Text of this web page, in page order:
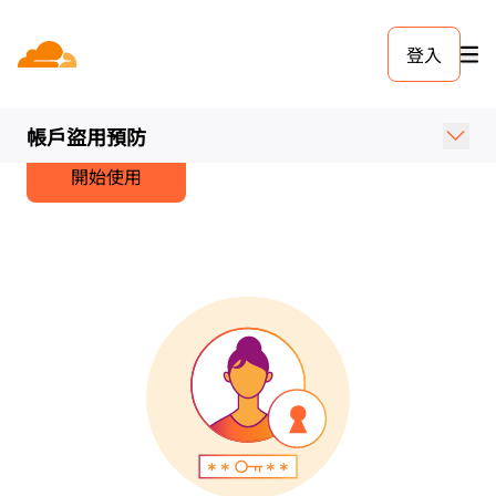
登入
帳戶盜用預防
帳戶盜用預防
保線上帳戶安全。
開始使用